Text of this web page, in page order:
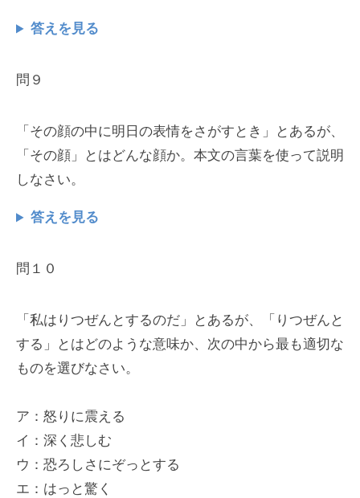
答えを見る
問９
「その顔の中に明日の表情をさがすとき」とあるが、
「その顔」とはどんな顔か。本文の言葉を使って説明
しなさい。
答えを見る
問１０
「私はりつぜんとするのだ」とあるが、「りつぜんと
する」とはどのような意味か、次の中から最も適切な
ものを選びなさい。
ア：怒りに震える
イ：深く悲しむ
ウ：恐ろしさにぞっとする
エ：はっと驚く